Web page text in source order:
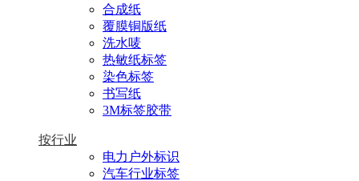
合成纸
覆膜铜版纸
洗水唛
热敏纸标签
染色标签
书写纸
3M标签胶带
按行业
电力户外标识
汽车行业标签